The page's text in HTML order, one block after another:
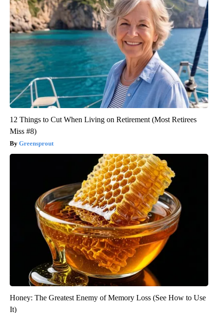
12 Things to Cut When Living on Retirement (Most Retirees
Miss #8)
Greensprout
Honey: The Greatest Enemy of Memory Loss (See How to Use
It)